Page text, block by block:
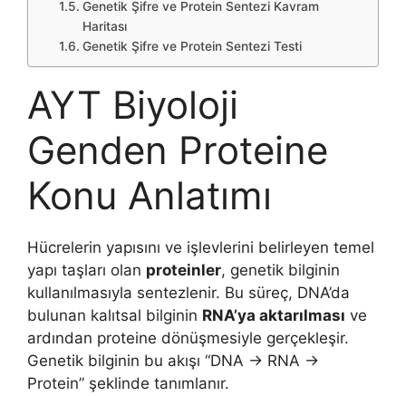
Genetik Şifre ve Protein Sentezi Kavram
Haritası
Genetik Şifre ve Protein Sentezi Testi
AYT Biyoloji
Genden Proteine
Konu Anlatımı
Hücrelerin yapısını ve işlevlerini belirleyen temel
yapı taşları olan proteinler, genetik bilginin
kullanılmasıyla sentezlenir. Bu süreç, DNA’da
bulunan kalıtsal bilginin RNA’ya aktarılması ve
ardından proteine dönüşmesiyle gerçekleşir.
Genetik bilginin bu akışı “DNA → RNA →
Protein” şeklinde tanımlanır.